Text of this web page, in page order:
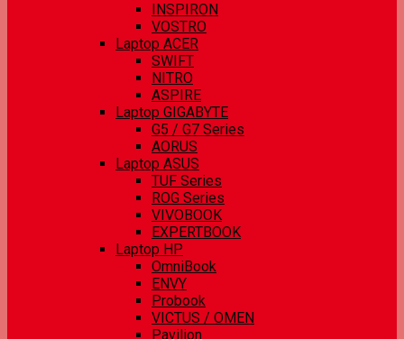
INSPIRON
VOSTRO
Laptop ACER
SWIFT
NITRO
ASPIRE
Laptop GIGABYTE
G5 / G7 Series
AORUS
Laptop ASUS
TUF Series
ROG Series
VIVOBOOK
EXPERTBOOK
Laptop HP
OmniBook
ENVY
Probook
VICTUS / OMEN
Pavilion